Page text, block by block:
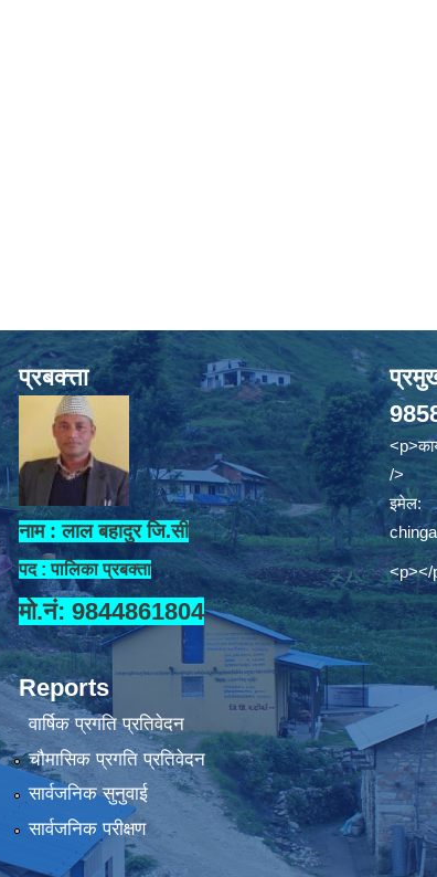
प्रबक्त्ता
नाम : लाल बहादुर जि.सी
पद : पालिका प्रबक्ता
मो.नं: 9844861804
Reports
वार्षिक प्रगति प्रतिवेदन
चौमासिक प्रगति प्रतिवेदन
सार्वजनिक सुनुवाई
सार्वजनिक परीक्षण
/>
इमेल:
<p></